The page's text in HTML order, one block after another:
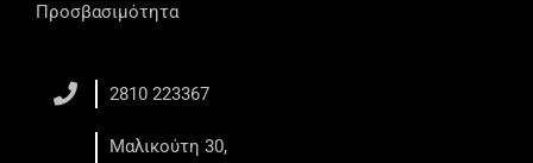
Προσβασιμότητα
2810 223367
Μαλικούτη 30,